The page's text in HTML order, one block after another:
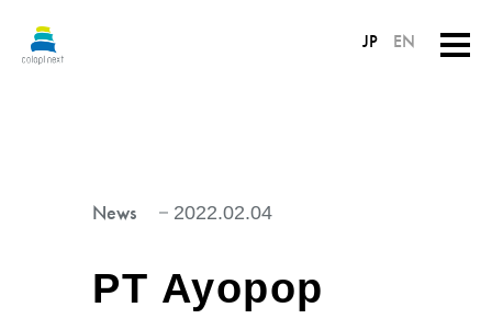
JP EN
News 2022.02.04
PT Ayopop